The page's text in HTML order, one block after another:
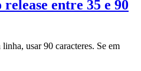
entre 35 e 90
usar 90 caracteres. Se em